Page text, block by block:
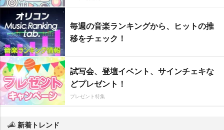
毎週の音楽ランキングから、ヒットの推
移をチェック！
試写会、登壇イベント、サインチェキな
どプレゼント！
プレゼント特集
新着トレンド